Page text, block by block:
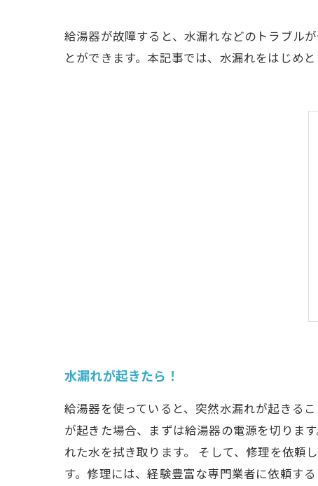
給湯器が故障すると、水漏れなどのトラブル
とができます。本記事では、水漏れをはじめ
水漏れが起きたら！
給湯器を使っていると、突然水漏れが起きる
が起きた場合、まずは給湯器の電源を切りま
れた水を拭き取ります。 そして、修理を依頼
す。修理には、経験豊富な専門業者に依頼す